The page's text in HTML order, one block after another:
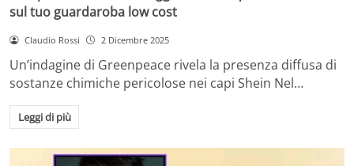
sul tuo guardaroba low cost
Claudio Rossi 2 Dicembre 2025
Un’indagine di Greenpeace rivela la presenza diffusa di
sostanze chimiche pericolose nei capi Shein Nel…
Leggi di più